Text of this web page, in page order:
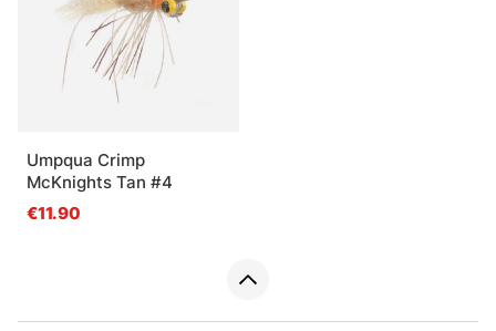
Umpqua Crimp
McKnights Tan #4
€11.90